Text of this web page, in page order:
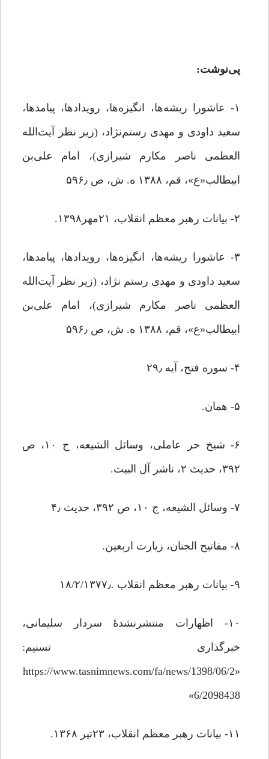
پی‌نوشت:
۱- عاشورا ریشه‌ها، انگیزه‌ها، رویدادها، پیامدها،
سعید داودی و مهدی رستم‌نژاد، (زیر نظر آیت‌الله
العظمی ناصر مکارم شیرازی)، امام علی‌بن
ابیطالب«ع»، قم، ۱۳۸۸ ه. ش، ص ۵۹۶٫
۲- بیانات رهبر معظم انقلاب، ۲۱مهر۱۳۹۸.
۳- عاشورا ریشه‌ها، انگیزه‌ها، رویدادها، پیامدها،
سعید داودی و مهدی رستم نژاد، (زیر نظر آیت‌الله
العظمی ناصر مکارم شیرازی)، امام علی‌بن
ابیطالب«ع»، قم، ۱۳۸۸ ه. ش، ص ۵۹۶٫
۴- سوره فتح، آیه ۲۹٫
۵- همان.
۶- شیخ حر عاملی، وسائل الشیعه، ج ۱۰، ص
۳۹۲، حدیث ۲، ناشر آل البیت.
۷- وسائل الشیعه، ج ۱۰، ص ۳۹۲، حدیث ۴٫
۸- مفاتیح الجنان، زیارت اربعین.
۹- بیانات رهبر معظم انقلاب .۱۸/۲/۱۳۷۷٫
۱۰- اظهارات منتشرنشدۀ سردار سلیمانی،
خبرگذاری تسنیم:
«https://www.tasnimnews.com/fa/news/1398/06/2
6/2098438»
۱۱- بیانات رهبر معظم انقلاب، ۲۳تیر ۱۳۶۸.